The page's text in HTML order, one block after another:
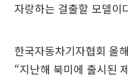
자랑하는 걸출할 모델이
한국자동차기자협회 올
“지난해 북미에 출시된